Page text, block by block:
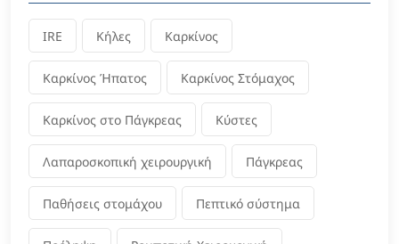
IRE Κήλες Καρκίνος
Καρκίνος Ήπατος Καρκίνος Στόμαχος
Καρκίνος στο Πάγκρεας Κύστες
Λαπαροσκοπική χειρουργική Πάγκρεας
Παθήσεις στομάχου Πεπτικό σύστημα